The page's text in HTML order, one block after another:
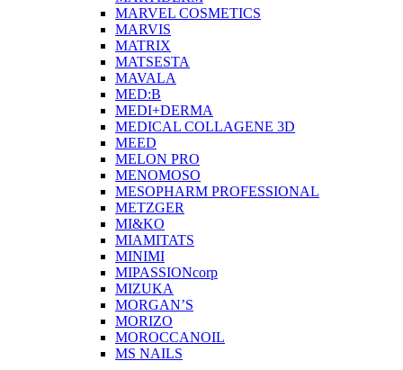
MARVEL COSMETICS
MARVIS
MATRIX
MATSESTA
MAVALA
MED:B
MEDI+DERMA
MEDICAL COLLAGENE 3D
MEED
MELON PRO
MENOMOSO
MESOPHARM PROFESSIONAL
METZGER
MI&KO
MIAMITATS
MINIMI
MIPASSIONcorp
MIZUKA
MORGAN’S
MORIZO
MOROCCANOIL
MS NAILS